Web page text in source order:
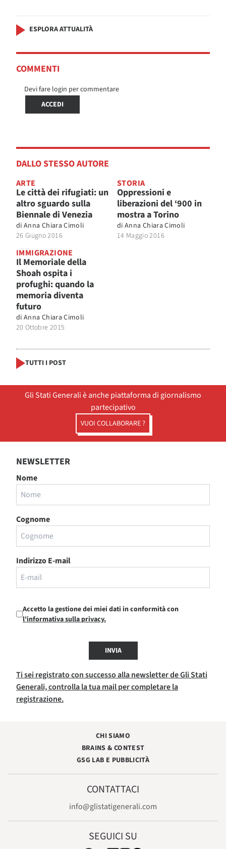
ESPLORA ATTUALITÀ
COMMENTI
Devi fare login per commentare
ACCEDI
DALLO STESSO AUTORE
ARTE
Le città dei rifugiati: un
altro sguardo sulla
Biennale di Venezia
di Anna Chiara Cimoli
26 Giugno 2016
STORIA
Oppressioni e
liberazioni del ‘900 in
mostra a Torino
di Anna Chiara Cimoli
14 Maggio 2016
IMMIGRAZIONE
Il Memoriale della
Shoah ospita i
profughi: quando la
memoria diventa
futuro
di Anna Chiara Cimoli
20 Ottobre 2015
TUTTI I POST
Gli Stati Generali è anche piattaforma di giornalismo
partecipativo
VUOI COLLABORARE ?
NEWSLETTER
Nome
Cognome
Indirizzo E-mail
Accetto la gestione dei miei dati in conformità con
l'informativa sulla privacy.
INVIA
Ti sei registrato con successo alla newsletter de Gli Stati
Generali, controlla la tua mail per completare la
registrazione.
CHI SIAMO
BRAINS & CONTEST
GSG LAB E PUBBLICITÀ
CONTATTACI
info@glistatigenerali.com
SEGUICI SU